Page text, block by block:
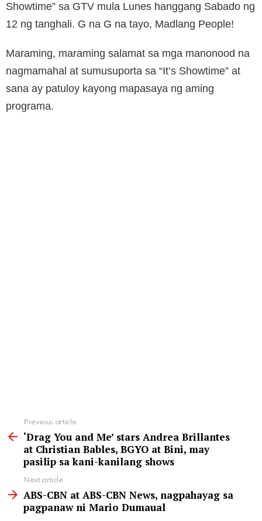
Showtime” sa GTV mula Lunes hanggang Sabado ng
12 ng tanghali. G na G na tayo, Madlang People!
Maraming, maraming salamat sa mga manonood na
nagmamahal at sumusuporta sa “It’s Showtime” at
sana ay patuloy kayong mapasaya ng aming
programa.
more
Previous article
‘Drag You and Me’ stars Andrea Brillantes
at Christian Bables, BGYO at Bini, may
pasilip sa kani-kanilang shows
Next article
ABS-CBN at ABS-CBN News, nagpahayag sa
pagpanaw ni Mario Dumaual